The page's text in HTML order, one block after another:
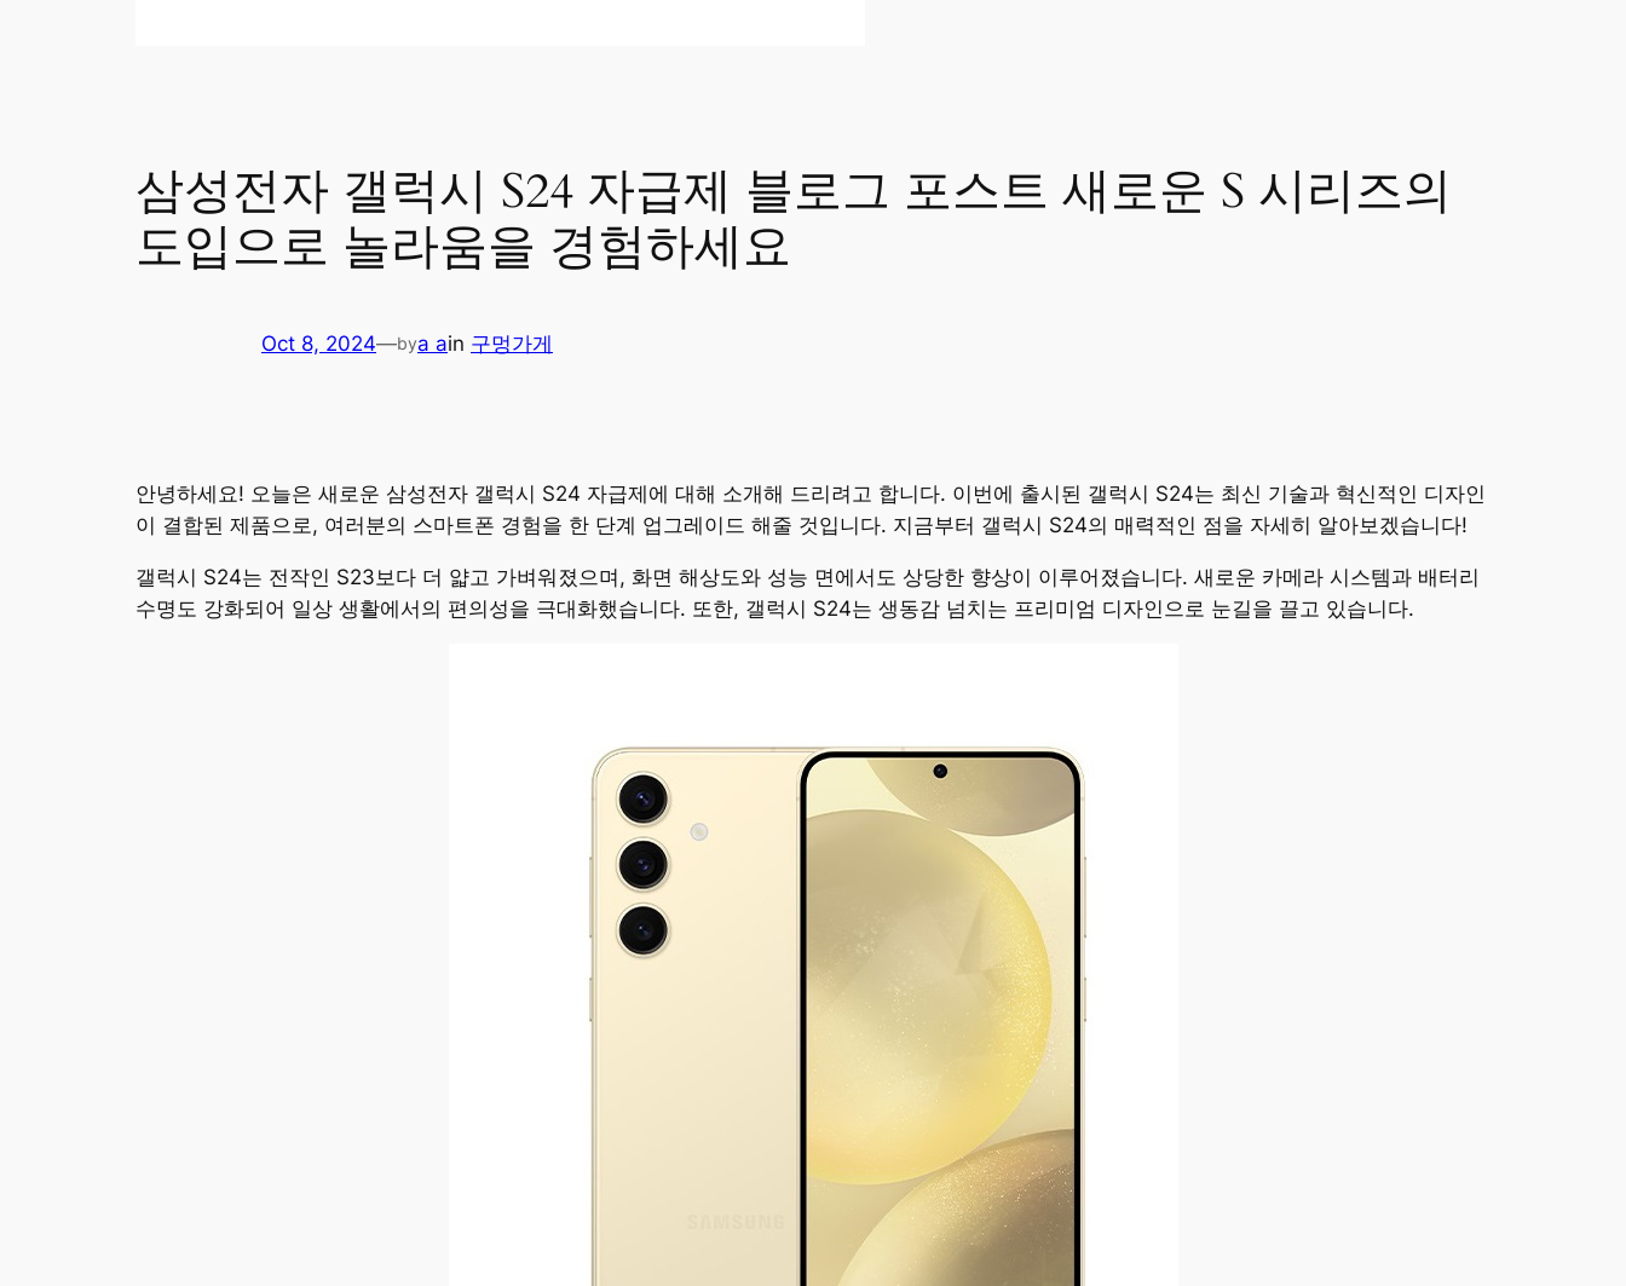
삼성전자 갤럭시 S24 자급제 블로그 포스트 새로운 S 시리즈의
도입으로 놀라움을 경험하세요
Oct 8, 2024—bya ain 구멍가게
안녕하세요! 오늘은 새로운 삼성전자 갤럭시 S24 자급제에 대해 소개해 드리려고 합니다. 이번에 출시된 갤럭시 S24는 최신 기술과 혁신적인 디자인
이 결합된 제품으로, 여러분의 스마트폰 경험을 한 단계 업그레이드 해줄 것입니다. 지금부터 갤럭시 S24의 매력적인 점을 자세히 알아보겠습니다!
갤럭시 S24는 전작인 S23보다 더 얇고 가벼워졌으며, 화면 해상도와 성능 면에서도 상당한 향상이 이루어졌습니다. 새로운 카메라 시스템과 배터리
수명도 강화되어 일상 생활에서의 편의성을 극대화했습니다. 또한, 갤럭시 S24는 생동감 넘치는 프리미엄 디자인으로 눈길을 끌고 있습니다.